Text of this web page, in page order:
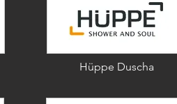
Hüppe Duscha